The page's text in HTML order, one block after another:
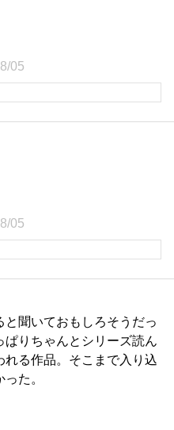
05
05
と聞いておもしろそうだっ
ぱりちゃんとシリーズ読ん
れる作品。そこまで入り込
た。